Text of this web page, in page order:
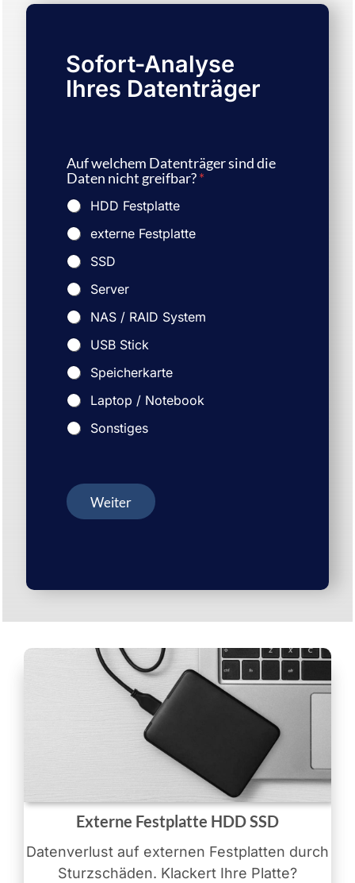
Sofort-Analyse
Ihres Datenträger
Auf welchem Datenträger sind die
Daten nicht greifbar?*
HDD Festplatte
externe Festplatte
SSD
Server
NAS / RAID System
USB Stick
Speicherkarte
Laptop / Notebook
Sonstiges
Weiter
Externe Festplatte HDD SSD
Datenverlust auf externen Festplatten durch
Sturzschäden. Klackert Ihre Platte?